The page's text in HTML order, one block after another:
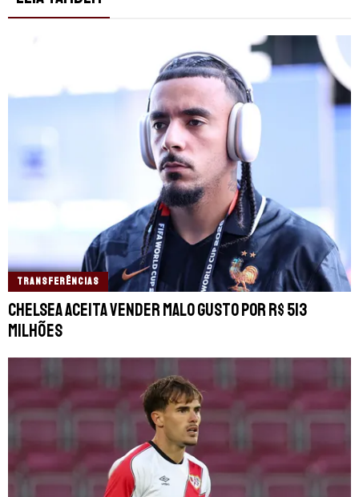
TRANSFERÊNCIAS
Chelsea aceita vender Malo Gusto por R$ 513
milhões